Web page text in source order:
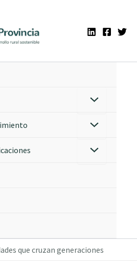
que cruzan generaciones